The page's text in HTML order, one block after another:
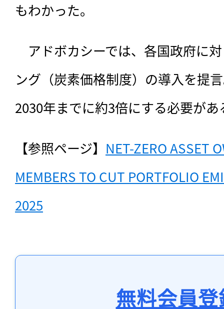
もわかった。
アドボカシーでは、各国政府に
ング（炭素価格制度）の導入を提
2030年までに約3倍にする必要が
【参照ページ】 NET-ZERO ASSET
MEMBERS TO CUT PORTFOLIO
2025
無料会員